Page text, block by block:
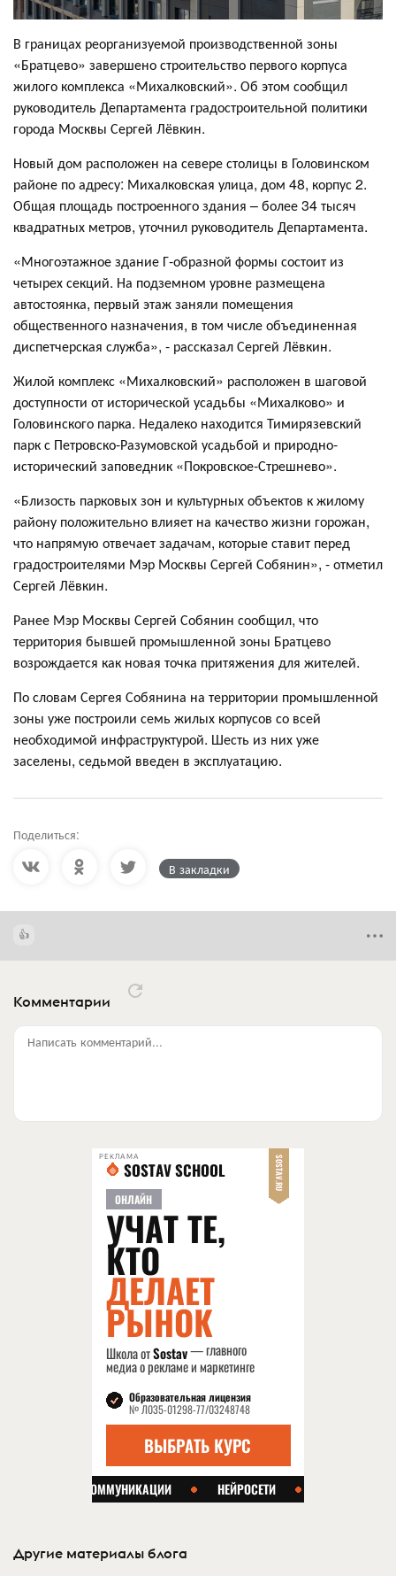
В границах реорганизуемой производственной зоны
«Братцево» завершено строительство первого корпуса
жилого комплекса «Михалковский». Об этом сообщил
руководитель Департамента градостроительной политики
города Москвы Сергей Лёвкин.
Новый дом расположен на севере столицы в Головинском
районе по адресу: Михалковская улица, дом 48, корпус 2.
Общая площадь построенного здания – более 34 тысяч
квадратных метров, уточнил руководитель Департамента.
«Многоэтажное здание Г-образной формы состоит из
четырех секций. На подземном уровне размещена
автостоянка, первый этаж заняли помещения
общественного назначения, в том числе объединенная
диспетчерская служба», - рассказал Сергей Лёвкин.
Жилой комплекс «Михалковский» расположен в шаговой
доступности от исторической усадьбы «Михалково» и
Головинского парка. Недалеко находится Тимирязевский
парк с Петровско-Разумовской усадьбой и природно-
исторический заповедник «Покровское-Стрешнево».
«Близость парковых зон и культурных объектов к жилому
району положительно влияет на качество жизни горожан,
что напрямую отвечает задачам, которые ставит перед
градостроителями Мэр Москвы Сергей Собянин», - отметил
Сергей Лёвкин.
Ранее Мэр Москвы Сергей Собянин сообщил, что
территория бывшей промышленной зоны Братцево
возрождается как новая точка притяжения для жителей.
По словам Сергея Собянина на территории промышленной
зоны уже построили семь жилых корпусов со всей
необходимой инфраструктурой. Шесть из них уже
заселены, седьмой введен в эксплуатацию.
Поделиться:
В закладки
Комментарии
Написать комментарий...
РЕКЛАМА
Другие материалы блога